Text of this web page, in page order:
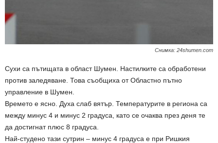
Снимка: 24shumen.com
Сухи са пътищата в област Шумен. Настилките са обработени
против заледяване. Това съобщиха от Областно пътно
управление в Шумен.
Времето е ясно. Духа слаб вятър. Температурите в региона са
между минус 4 и минус 2 градуса, като се очаква през деня те
да достигнат плюс 8 градуса.
Най-студено тази сутрин – минус 4 градуса е при Ришкия